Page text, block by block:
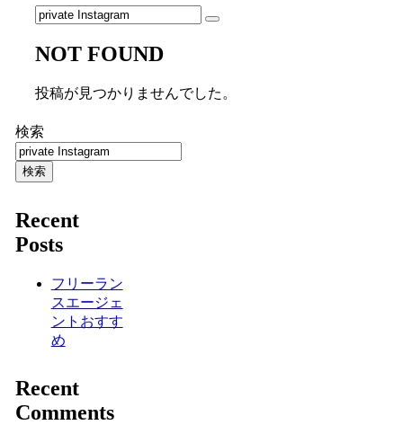
NOT FOUND
投稿が見つかりませんでした。
検索
検索
Recent
Posts
フリーラン
スエージェ
ントおすす
め
Recent
Comments